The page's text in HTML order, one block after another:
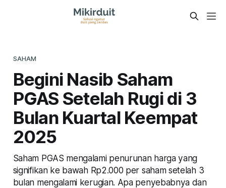
SAHAM
Begini Nasib Saham
PGAS Setelah Rugi di 3
Bulan Kuartal Keempat
2025
Saham PGAS mengalami penurunan harga yang
signifikan ke bawah Rp2.000 per saham setelah 3
bulan mengalami kerugian. Apa penyebabnya dan